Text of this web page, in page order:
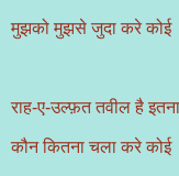
मुझको मुझसे जुदा करे कोई
राह-ए-उल्फ़त तवील है इतना
कौन कितना चला करे कोई